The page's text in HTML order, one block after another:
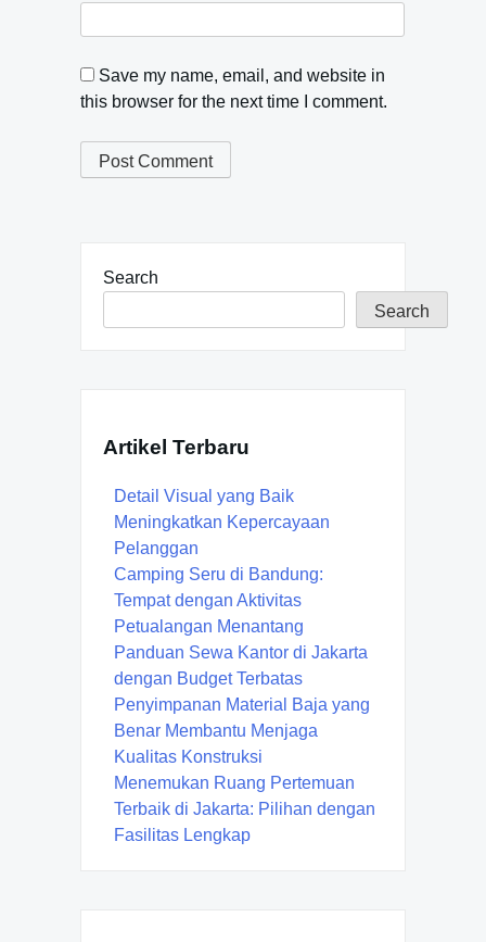
Save my name, email, and website in
this browser for the next time I comment.
Search
Search
Artikel Terbaru
Detail Visual yang Baik
Meningkatkan Kepercayaan
Pelanggan
Camping Seru di Bandung:
Tempat dengan Aktivitas
Petualangan Menantang
Panduan Sewa Kantor di Jakarta
dengan Budget Terbatas
Penyimpanan Material Baja yang
Benar Membantu Menjaga
Kualitas Konstruksi
Menemukan Ruang Pertemuan
Terbaik di Jakarta: Pilihan dengan
Fasilitas Lengkap